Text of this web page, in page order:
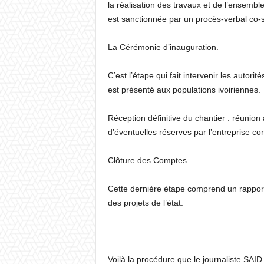
la réalisation des travaux et de
est sanctionnée par un procès-verbal
La Cérémonie d’inauguration.
C’est l’étape qui fait intervenir les
est présenté aux populations ivoiriennes.
Réception définitive du chantier :
d’éventuelles réserves par l’entreprise
Clôture des Comptes.
Cette dernière étape comprend un
des projets de l’état.
Voilà la procédure que le journaliste